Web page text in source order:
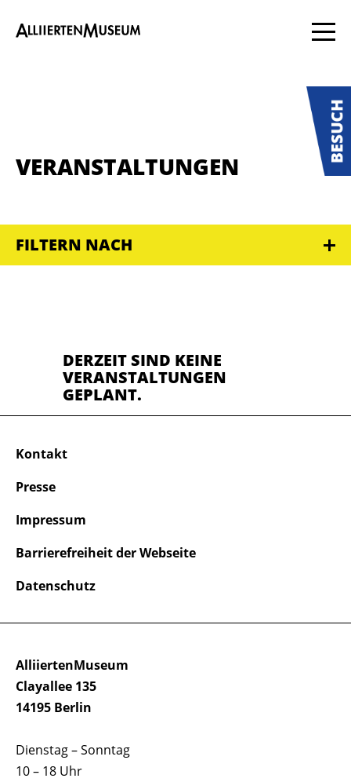
VERANSTALTUNGEN
FILTERN NACH
DERZEIT SIND KEINE
VERANSTALTUNGEN
GEPLANT.
AlliiertenMuseum
Clayallee 135
14195 Berlin
Dienstag – Sonntag
10 – 18 Uhr
Kontakt
Presse
Impressum
Barrierefreiheit der Webseite
Datenschutz